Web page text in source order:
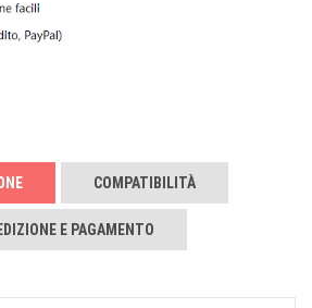
COMPATIBILITÀ
E PAGAMENTO